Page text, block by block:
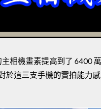
相機畫素提高到了 6400
於這三支手機的實拍能力